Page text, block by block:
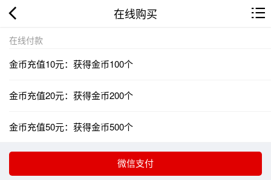
在线购买
在线付款
金币充值10元：获得金币100个
金币充值20元：获得金币200个
金币充值50元：获得金币500个